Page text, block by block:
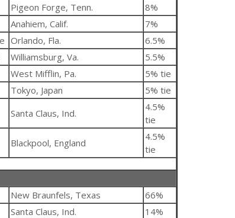
Pigeon Forge, Tenn.
8%
Anahiem, Calif.
7%
Orlando, Fla.
6.5%
Williamsburg, Va.
5.5%
West Mifflin, Pa.
5% tie
Tokyo, Japan
5% tie
Santa Claus, Ind.
4.5%
tie
Blackpool, England
4.5%
tie
New Braunfels, Texas
66%
Santa Claus, Ind.
14%